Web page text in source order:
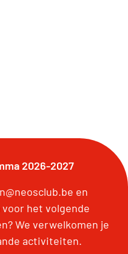
2026-2027
en
het volgende
We verwelkomen je
activiteiten.